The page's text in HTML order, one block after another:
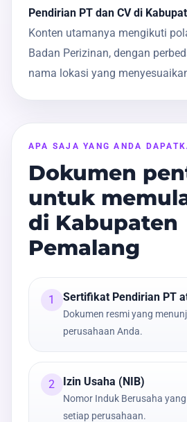
Pendirian PT dan CV di
Konten utamanya mengikuti
Badan Perizinan, dengan
nama lokasi yang
APA SAJA YANG ANDA
Dokumen
untuk
di Kabupaten
Pemalang
1 Sertifikat Pendirian PT
Dokumen resmi yang
perusahaan Anda.
2 Izin Usaha (NIB)
Nomor Induk Berusaha
setiap perusahaan.